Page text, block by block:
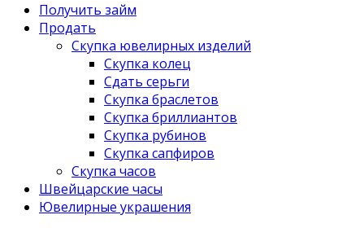
Получить займ
Продать
Скупка ювелирных изделий
Скупка колец
Сдать серьги
Скупка браслетов
Скупка бриллиантов
Скупка рубинов
Скупка сапфиров
Скупка часов
Швейцарские часы
Ювелирные украшения